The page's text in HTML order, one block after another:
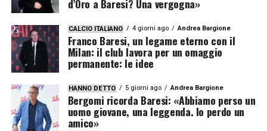
d’Oro a Baresi? Una vergogna»
CALCIO ITALIANO 4 giorni ago Andrea Bargione
Franco Baresi, un legame eterno con il
Milan: il club lavora per un omaggio
permanente: le idee
HANNO DETTO 5 giorni ago Andrea Bargione
Bergomi ricorda Baresi: «Abbiamo perso un
uomo giovane, una leggenda. Io perdo un
amico»